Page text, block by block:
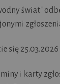
świat"
się
i karty